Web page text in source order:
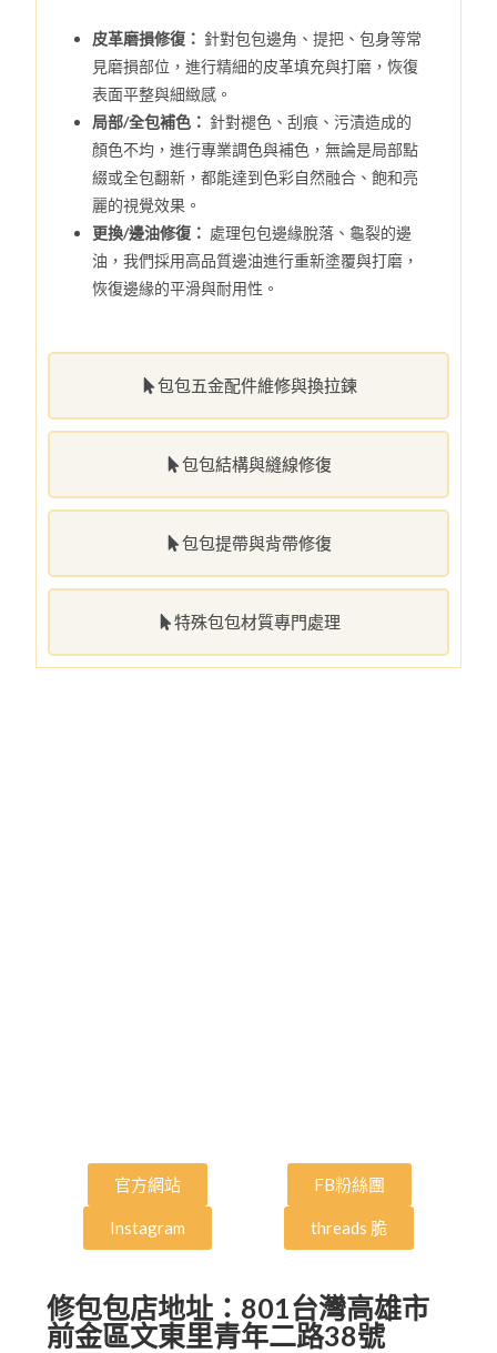
包包五金配件維修與換拉鍊
包包結構與縫線修復
包包提帶與背帶修復
特殊包包材質專門處理
皮革磨損修復： 針對包包邊角、提把、包身等常
見磨損部位，進行精細的皮革填充與打磨，恢復
表面平整與細緻感。
局部/全包補色： 針對褪色、刮痕、污漬造成的
顏色不均，進行專業調色與補色，無論是局部點
綴或全包翻新，都能達到色彩自然融合、飽和亮
麗的視覺效果。
更換/邊油修復： 處理包包邊緣脫落、龜裂的邊
油，我們採用高品質邊油進行重新塗覆與打磨，
恢復邊緣的平滑與耐用性。
官方網站 FB粉絲團
Instagram threads 脆
修包包店地址：801台灣高雄市
前金區文東里青年二路38號